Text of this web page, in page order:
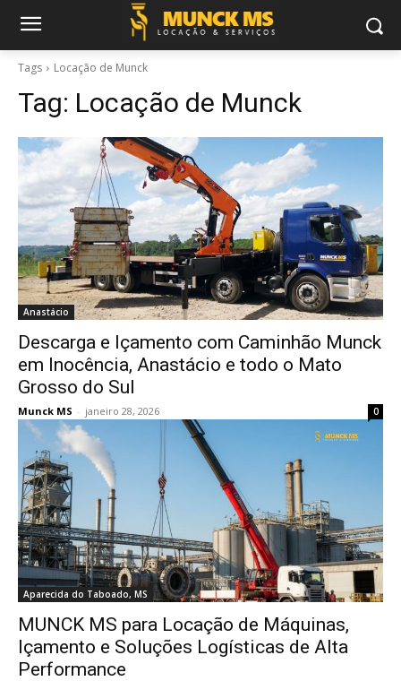
Tags Locação de Munck
Tag: Locação de Munck
Anastácio
Descarga e Içamento com Caminhão Munck
em Inocência, Anastácio e todo o Mato
Grosso do Sul
Munck MS - janeiro 28, 2026 0
Aparecida do Taboado, MS
MUNCK MS para Locação de Máquinas,
Içamento e Soluções Logísticas de Alta
Performance